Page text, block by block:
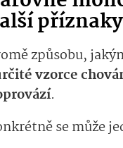
příznaky
způsobu,
vzorce
.
se může